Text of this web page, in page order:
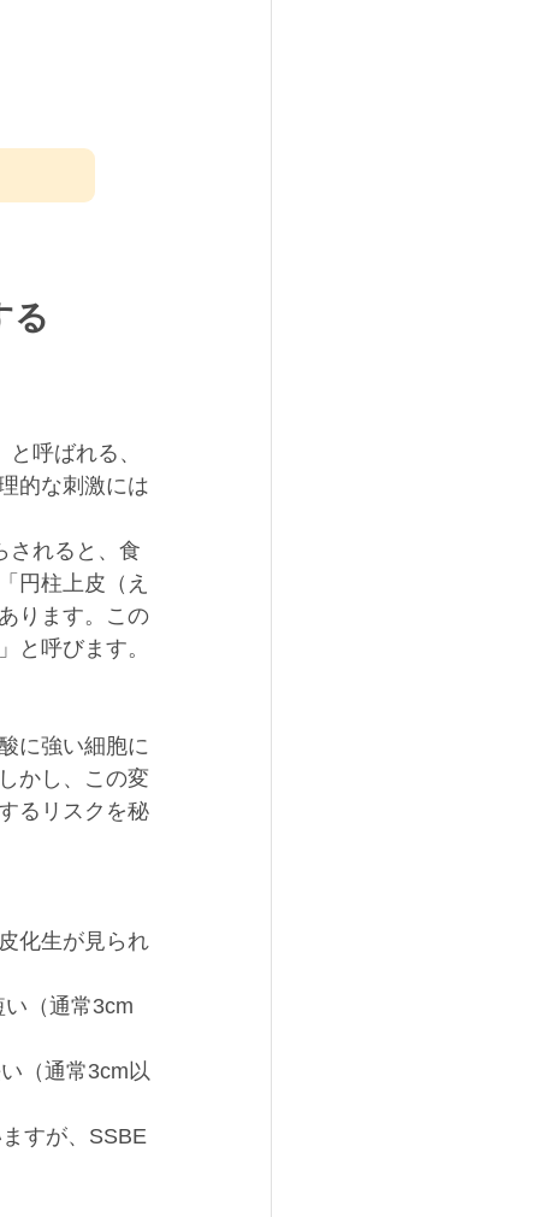
る
呼ばれる、
的な刺激には
されると、食
円柱上皮（え
ります。この
と呼びます。
に強い細胞に
かし、この変
るリスクを秘
化生が見られ
（通常3cm
（通常3cm以
すが、SSBE